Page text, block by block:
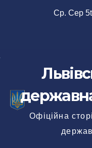
Ср. Сер
Офіційна